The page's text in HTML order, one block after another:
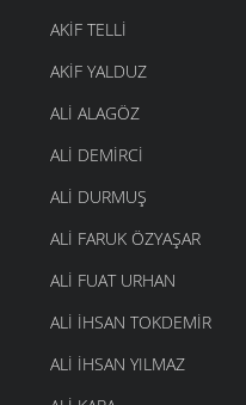
AKIF TELLI
AKIF YALDUZ
ALI ALAGÖZ
ALI DEMIRCI
ALI DURMUŞ
ALI FARUK ÖZYAŞAR
ALI FUAT URHAN
ALI IHSAN TOKDEMIR
ALI İHSAN YILMAZ